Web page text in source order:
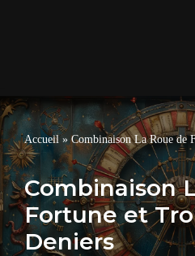
Accueil »Combinaison La Roue de
Combinaison
Fortune et
Deniers